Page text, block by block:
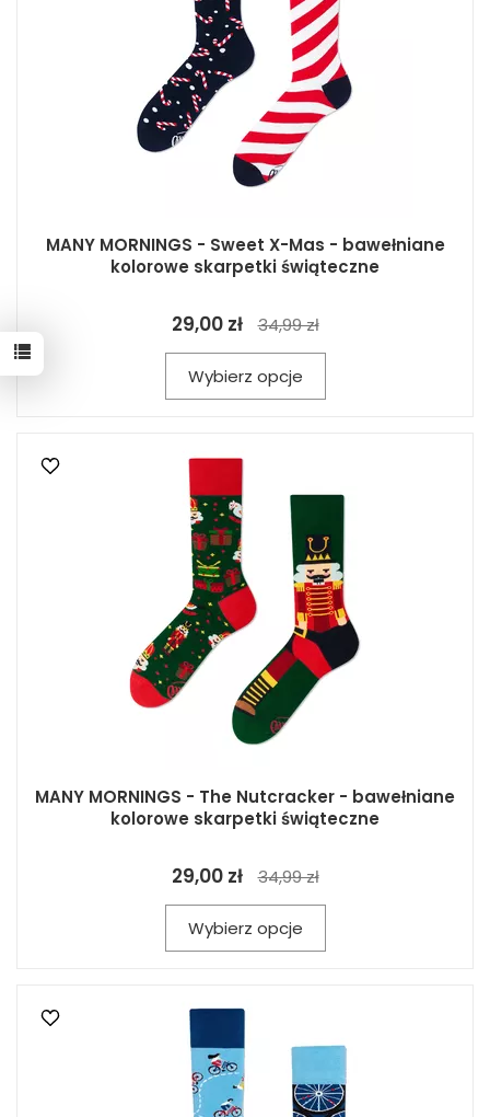
MANY MORNINGS - Sweet X-Mas - bawełniane
kolorowe skarpetki świąteczne
29,00 zł 34,99 zł
Wybierz opcje
MANY MORNINGS - The Nutcracker - bawełniane
kolorowe skarpetki świąteczne
29,00 zł 34,99 zł
Wybierz opcje